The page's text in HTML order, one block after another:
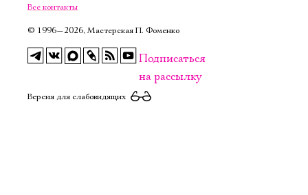
Все контакты
© 1996—2026, Мастерская П. Фоменко
Подписаться
на рассылку
Версия для слабовидящих